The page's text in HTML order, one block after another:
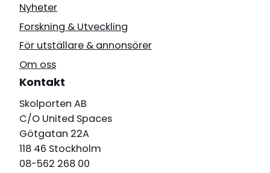
Nyheter
Forskning & Utveckling
För utställare & annonsörer
Om oss
Kontakt
Skolporten AB
C/O United Spaces
Götgatan 22A
118 46 Stockholm
08-562 268 00